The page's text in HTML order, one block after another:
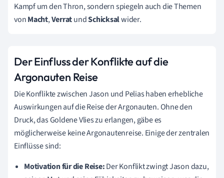
Kampf um den Thron, sondern spiegeln auch die Themen
vonMacht,VerratundSchicksalwider.
Der Einfluss der Konflikte auf die
Argonauten Reise
Die Konflikte zwischen Jason und Pelias haben erhebliche
Auswirkungen auf die Reise der Argonauten. Ohne den
Druck, das Goldene Vlies zu erlangen, gäbe es
möglicherweise keine Argonautenreise. Einige der zentralen
Einflüsse sind:
Motivation für die Reise:Der Konflikt zwingt Jason dazu,